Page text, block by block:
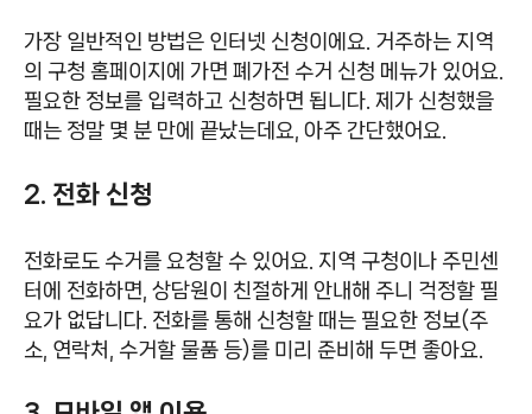
가장 일반적인 방법은 인터넷 신청이에요. 거주하는 지역
의 구청 홈페이지에 가면 폐가전 수거 신청 메뉴가 있어요.
필요한 정보를 입력하고 신청하면 됩니다. 제가 신청했을
때는 정말 몇 분 만에 끝났는데요, 아주 간단했어요.
2. 전화 신청
전화로도 수거를 요청할 수 있어요. 지역 구청이나 주민센
터에 전화하면, 상담원이 친절하게 안내해 주니 걱정할 필
요가 없답니다. 전화를 통해 신청할 때는 필요한 정보(주
소, 연락처, 수거할 물품 등)를 미리 준비해 두면 좋아요.